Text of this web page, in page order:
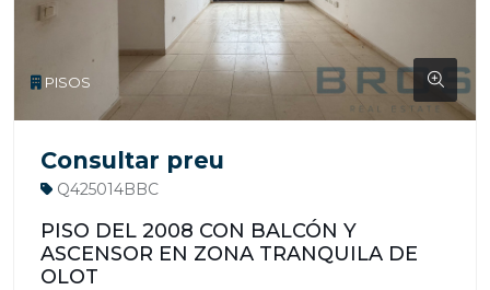
PISOS
Consultar preu
Q425014BBC
PISO DEL 2008 CON BALCÓN Y
ASCENSOR EN ZONA TRANQUILA DE
OLOT